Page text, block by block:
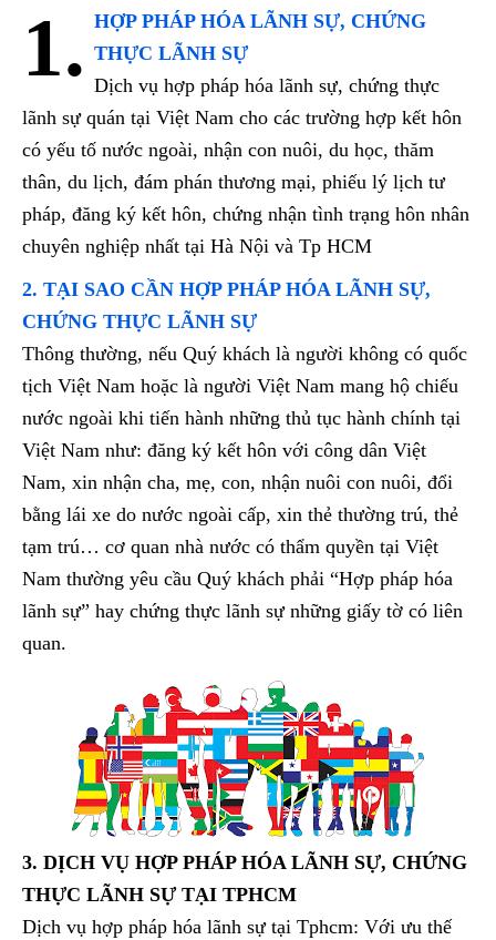
1. HỢP PHÁP HÓA LÃNH SỰ, CHỨNG
THỰC LÃNH SỰ
Dịch vụ hợp pháp hóa lãnh sự, chứng thực
lãnh sự quán tại Việt Nam cho các trường hợp kết hôn
có yếu tố nước ngoài, nhận con nuôi, du học, thăm
thân, du lịch, đám phán thương mại, phiếu lý lịch tư
pháp, đăng ký kết hôn, chứng nhận tình trạng hôn nhân
chuyên nghiệp nhất tại Hà Nội và Tp HCM
2. TẠI SAO CẦN HỢP PHÁP HÓA LÃNH SỰ,
CHỨNG THỰC LÃNH SỰ
Thông thường, nếu Quý khách là người không có quốc
tịch Việt Nam hoặc là người Việt Nam mang hộ chiếu
nước ngoài khi tiến hành những thủ tục hành chính tại
Việt Nam như: đăng ký kết hôn với công dân Việt
Nam, xin nhận cha, mẹ, con, nhận nuôi con nuôi, đổi
bằng lái xe do nước ngoài cấp, xin thẻ thường trú, thẻ
tạm trú… cơ quan nhà nước có thẩm quyền tại Việt
Nam thường yêu cầu Quý khách phải “Hợp pháp hóa
lãnh sự” hay chứng thực lãnh sự những giấy tờ có liên
quan.
3. DỊCH VỤ HỢP PHÁP HÓA LÃNH SỰ, CHỨNG
THỰC LÃNH SỰ TẠI TPHCM
Dịch vụ hợp pháp hóa lãnh sự tại Tphcm: Với ưu thế